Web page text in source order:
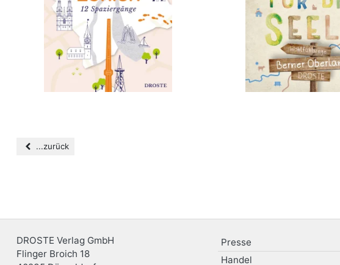
...zurück
DROSTE Verlag GmbH
Flinger Broich 18
Presse
Handel